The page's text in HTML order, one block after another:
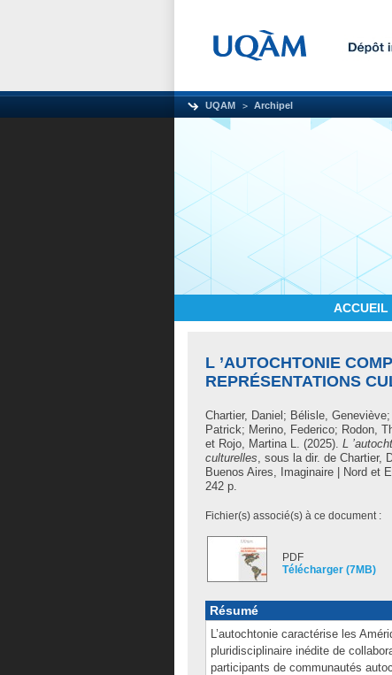
UQAM Archipel
ACCUEIL
L ’AUTOCHTONIE
REPRÉSENTATIONS
Chartier, Daniel ; Bélisle, Geneviève;
Patrick; Merino, Federico; Rodon,
et Rojo, Martina L. (2025). L
culturelles, sous la dir. de Chartier,
Buenos Aires, Imaginaire | Nord et
242 p.
Fichier(s) associé(s) à ce document :
PDF
Télécharger (7MB)
Résumé
L’autochtonie caractérise les
pluridisciplinaire inédite de
participants de communautés